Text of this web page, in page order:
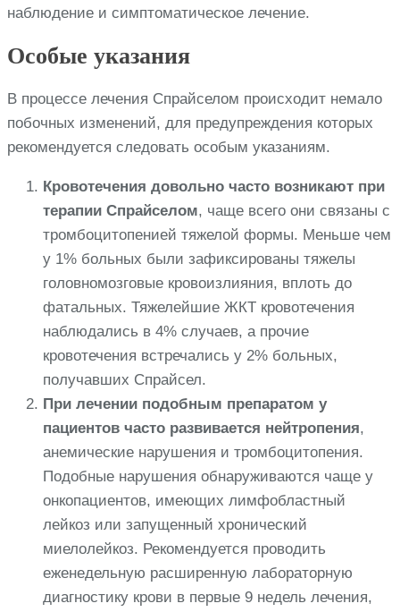
наблюдение и симптоматическое лечение.
Особые указания
В процессе лечения Спрайселом происходит немало
побочных изменений, для предупреждения которых
рекомендуется следовать особым указаниям.
Кровотечения довольно часто возникают при
терапии Спрайселом, чаще всего они связаны с
тромбоцитопенией тяжелой формы. Меньше чем
у 1% больных были зафиксированы тяжелы
головномозговые кровоизлияния, вплоть до
фатальных. Тяжелейшие ЖКТ кровотечения
наблюдались в 4% случаев, а прочие
кровотечения встречались у 2% больных,
получавших Спрайсел.
При лечении подобным препаратом у
пациентов часто развивается нейтропения,
анемические нарушения и тромбоцитопения.
Подобные нарушения обнаруживаются чаще у
онкопациентов, имеющих лимфобластный
лейкоз или запущенный хронический
миелолейкоз. Рекомендуется проводить
еженедельную расширенную лабораторную
диагностику крови в первые 9 недель лечения,